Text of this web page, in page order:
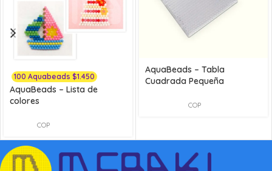
100 Aquabeads $1.450
AquaBeads – Lista de
colores
COP
AquaBeads – Tabla
Cuadrada Pequeña
COP